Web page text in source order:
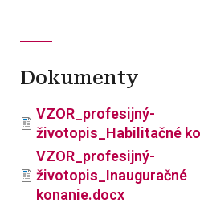
Dokumenty
VZOR_profesijný-
životopis_Habilitačné
VZOR_profesijný-
životopis_Inauguračné
konanie.docx